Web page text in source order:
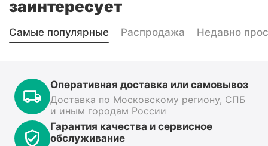
заинтересует
Самые популярные Распродажа Недавно
Оперативная доставка или самовывоз
Доставка по Московскому региону, СПБ
и иным городам России
Гарантия качества и сервисное
обслуживание